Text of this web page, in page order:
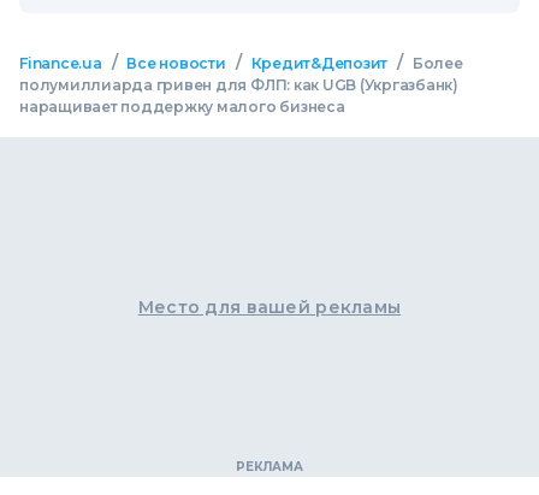
Finance.ua / Все новости / Кредит&Депозит /
Более
полумиллиарда гривен для ФЛП: как UGB (Укргазбанк)
наращивает поддержку малого бизнеса
Место для вашей рекламы